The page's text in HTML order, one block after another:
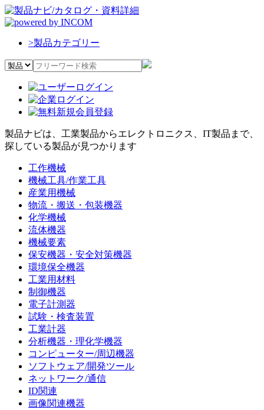
>製品カテゴリー
製品ナビは、工業製品からエレクトロニクス、IT製品まで、
探している製品が見つかります
工作機械
機械工具/作業工具
産業用機械
物流・搬送・包装機器
化学機械
流体機器
機械要素
保安機器・安全対策機器
環境保全機器
工業用材料
制御機器
電子計測器
試験・検査装置
工業計器
分析機器・理化学機器
コンピューター/周辺機器
ソフトウェア/開発ツール
ネットワーク/通信
ID関連
画像関連機器